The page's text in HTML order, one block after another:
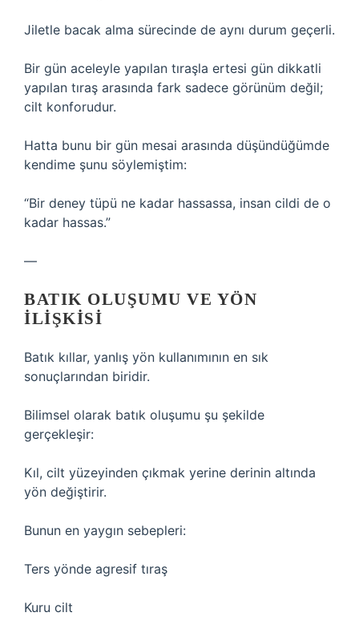
Jiletle bacak alma sürecinde de aynı durum geçerli.
Bir gün aceleyle yapılan tıraşla ertesi gün dikkatli
yapılan tıraş arasında fark sadece görünüm değil;
cilt konforudur.
Hatta bunu bir gün mesai arasında düşündüğümde
kendime şunu söylemiştim:
“Bir deney tüpü ne kadar hassassa, insan cildi de o
kadar hassas.”
—
BATIK OLUŞUMU VE YÖN
ILIŞKISI
Batık kıllar, yanlış yön kullanımının en sık
sonuçlarından biridir.
Bilimsel olarak batık oluşumu şu şekilde
gerçekleşir:
Kıl, cilt yüzeyinden çıkmak yerine derinin altında
yön değiştirir.
Bunun en yaygın sebepleri:
Ters yönde agresif tıraş
Kuru cilt